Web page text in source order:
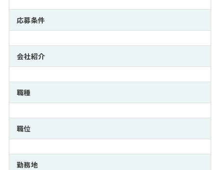
インターン受入企業一覧
MBAを生かす求人特集
年齢と年収の相関図
注目企業インタビュー
Career Talk Live
MBA NETWORKING
ニュースリリース
応募条件
会社紹介
職種
職位
勤務地